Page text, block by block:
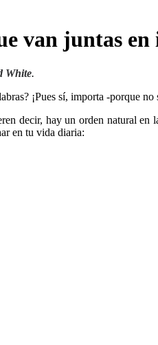
van juntas en
White.
¡Pues sí, importa -porque no
decir, hay un orden natural
en tu vida diaria: